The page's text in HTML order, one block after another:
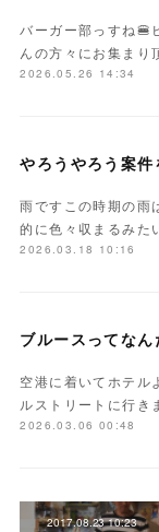
バーガー部っすね🍔
んの方々にお集ま
2026.05.26 14:34
やろうやろう案
雨ですこの時期の雨
的に色々収まるみた
2026.03.18 10:16
ブルースってな
空港に着いてホテル
ルストリートに行き
2026.03.06 00:48
2017.08.23 10:23